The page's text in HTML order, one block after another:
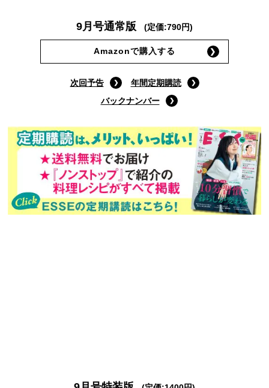
Amazonで購入する
次回予告
年間定期購読
バックナンバー